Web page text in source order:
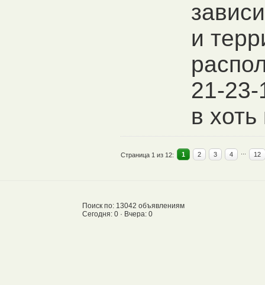
и
21-
в
Страница 1 из 12: 1 2 3 4 12
Поиск по: 13042 объявлениям
Сегодня: 0 · Вчера: 0